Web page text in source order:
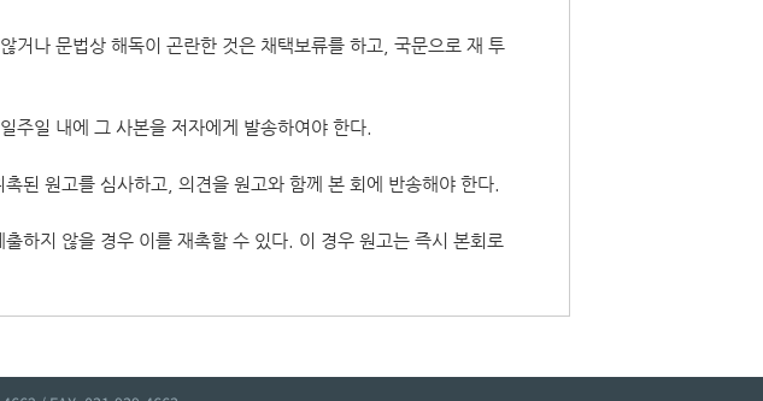
거나 문법상 해독이 곤란한 것은 채택보류를 하고, 국문으로 재 투
주일 내에 그 사본을 저자에게 발송하여야 한다.
된 원고를 심사하고, 의견을 원고와 함께 본 회에 반송해야 한다.
하지 않을 경우 이를 재촉할 수 있다. 이 경우 원고는 즉시 본회로